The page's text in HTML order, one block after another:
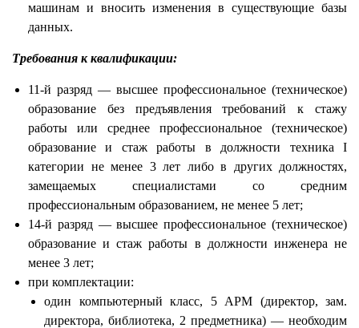
машинам и вносить изменения в существующие базы
данных.
Требования к квалификации:
11-й разряд — высшее профессиональное (техническое)
образование без предъявления требований к стажу
работы или среднее профессиональное (техническое)
образование и стаж работы в должности техника I
категории не менее 3 лет либо в других должностях,
замещаемых специалистами со средним
профессиональным образованием, не менее 5 лет;
14-й разряд — высшее профессиональное (техническое)
образование и стаж работы в должности инженера не
менее 3 лет;
при комплектации:
один компьютерный класс, 5 АРМ (директор, зам.
директора, библиотека, 2 предметника) — необходим